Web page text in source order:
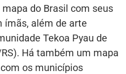
do Brasil com seus
ímãs, além de arte
Tekoa Pyau de
Há também um mapa
os municípios